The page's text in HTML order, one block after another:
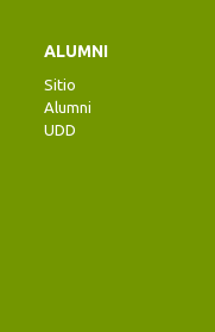
ALUMNI
Sitio
Alumni
UDD